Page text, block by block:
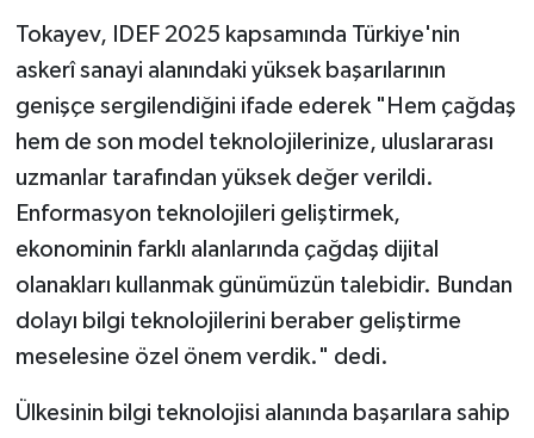
Tokayev, IDEF 2025 kapsamında Türkiye'nin
askerî sanayi alanındaki yüksek başarılarının
genişçe sergilendiğini ifade ederek "Hem çağdaş
hem de son model teknolojilerinize, uluslararası
uzmanlar tarafından yüksek değer verildi.
Enformasyon teknolojileri geliştirmek,
ekonominin farklı alanlarında çağdaş dijital
olanakları kullanmak günümüzün talebidir. Bundan
dolayı bilgi teknolojilerini beraber geliştirme
meselesine özel önem verdik." dedi.
Ülkesinin bilgi teknolojisi alanında başarılara sahip